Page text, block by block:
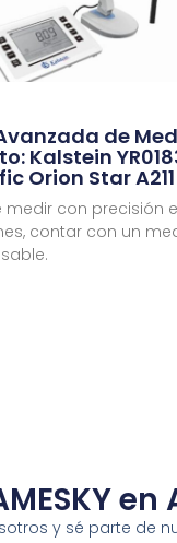
de
Kalstein
Orion Star A211
con precisión
contar con un
en
y sé parte de